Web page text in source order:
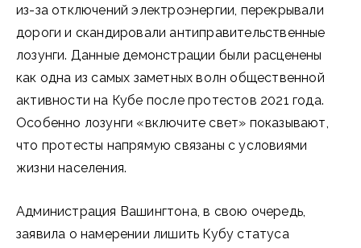
из-за отключений электроэнергии, перекрывали
дороги и скандировали антиправительственные
лозунги. Данные демонстрации были расценены
как одна из самых заметных волн общественной
активности на Кубе после протестов 2021 года.
Особенно лозунги «включите свет» показывают,
что протесты напрямую связаны с условиями
жизни населения.
Администрация Вашингтона, в свою очередь,
заявила о намерении лишить Кубу статуса